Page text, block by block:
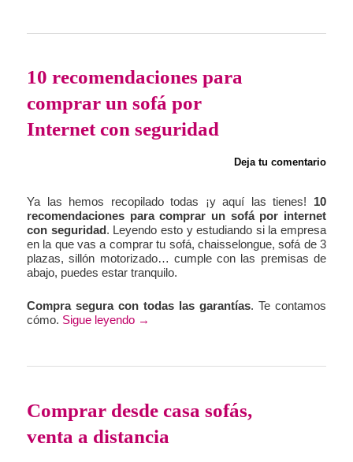
10 recomendaciones para
comprar un sofá por
Internet con seguridad
Deja tu comentario
Ya las hemos recopilado todas ¡y aquí las tienes! 10
recomendaciones para comprar un sofá por internet
con seguridad. Leyendo esto y estudiando si la empresa
en la que vas a comprar tu sofá, chaisselongue, sofá de 3
plazas, sillón motorizado… cumple con las premisas de
abajo, puedes estar tranquilo.
Compra segura con todas las garantías. Te contamos
cómo. Sigue leyendo →
Comprar desde casa sofás,
venta a distancia